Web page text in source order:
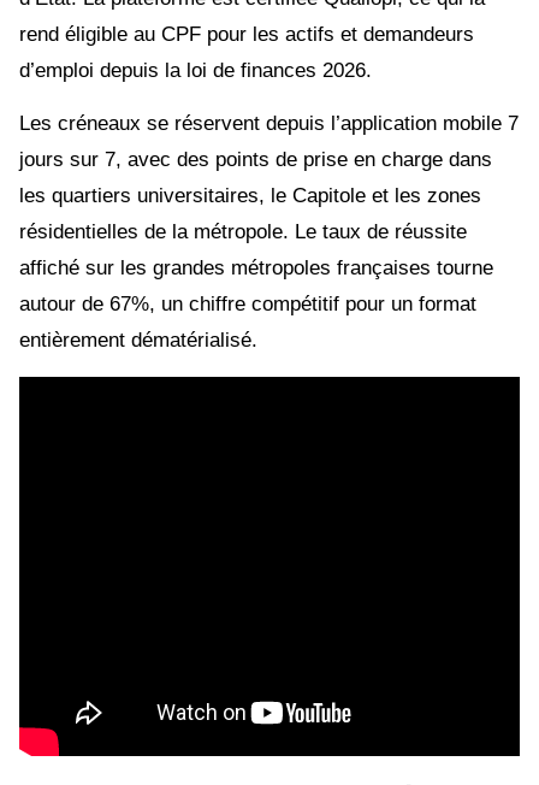
rend éligible au CPF pour les actifs et demandeurs
d’emploi depuis la loi de finances 2026.
Les créneaux se réservent depuis l’application mobile 7
jours sur 7, avec des points de prise en charge dans
les quartiers universitaires, le Capitole et les zones
résidentielles de la métropole. Le taux de réussite
affiché sur les grandes métropoles françaises tourne
autour de 67%, un chiffre compétitif pour un format
entièrement dématérialisé.